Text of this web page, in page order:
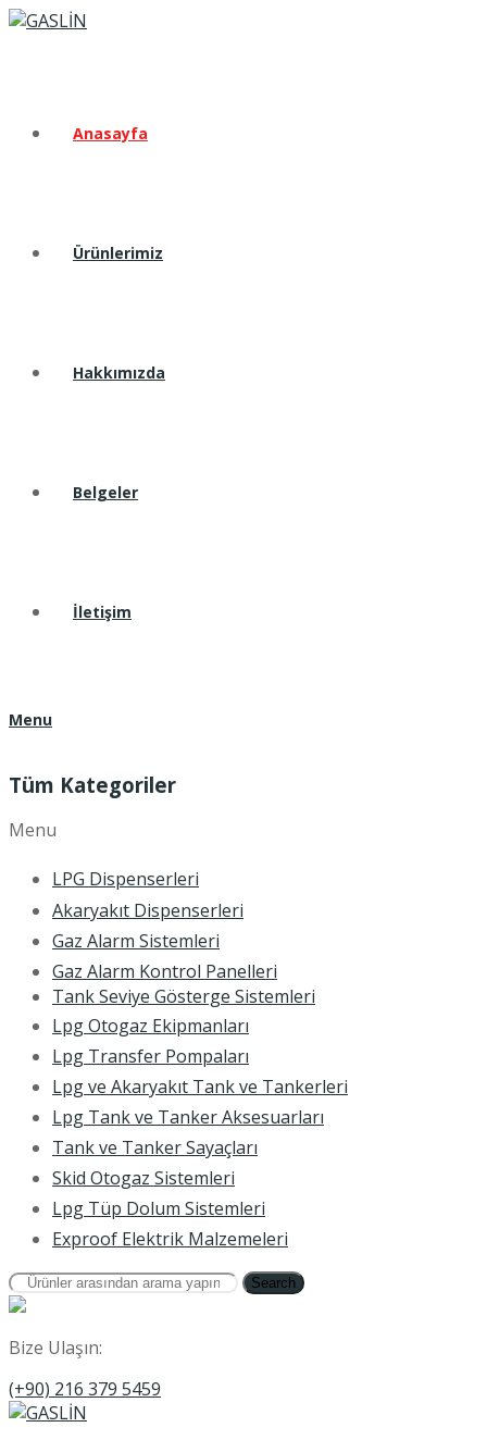
Anasayfa
Ürünlerimiz
Hakkımızda
Belgeler
İletişim
Menu
Tüm Kategoriler
Menu
LPG Dispenserleri
Akaryakıt Dispenserleri
Gaz Alarm Sistemleri
Gaz Alarm Kontrol Panelleri
Tank Seviye Gösterge Sistemleri
Lpg Otogaz Ekipmanları
Lpg Transfer Pompaları
Lpg ve Akaryakıt Tank ve Tankerleri
Lpg Tank ve Tanker Aksesuarları
Tank ve Tanker Sayaçları
Skid Otogaz Sistemleri
Lpg Tüp Dolum Sistemleri
Exproof Elektrik Malzemeleri
Search
Bize Ulaşın:
(+90) 216 379 5459